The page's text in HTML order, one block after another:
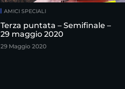
AMICI SPECIALI
Terza puntata – Semifinale –
29 maggio 2020
29 Maggio 2020